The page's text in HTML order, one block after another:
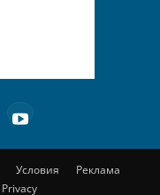
Условия
Реклама
Privacy